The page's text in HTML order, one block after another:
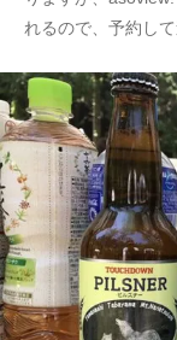
れるので、予約し